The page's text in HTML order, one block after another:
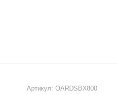
Артикул: OARDSBX800